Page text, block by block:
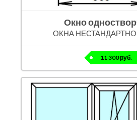
Окно
ОКНА
11 300 руб.